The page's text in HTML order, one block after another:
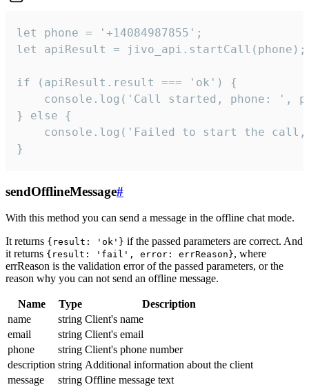
let phone = '+14084987855';
let apiResult = jivo_api.startCall(phone);
if (apiResult.result === 'ok') {
console.log('Call started, phone: ',
} else {
console.log('Failed to start the
}
sendOfflineMessage#
With this method you can send a message in the offline chat mode.
It returns {result: 'ok'} if the passed parameters are correct. And
it returns {result: 'fail', error: errReason}, where
errReason is the validation error of the passed parameters, or the
reason why you can not send an offline message.
Name Type
Description
name
string Client's name
email
string Client's email
phone
string Client's phone number
description string Additional information about the client
message
string Offline message text